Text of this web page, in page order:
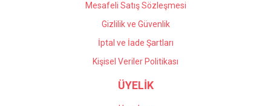
Mesafeli Satış Sözleşmesi
Gizlilik ve Güvenlik
İptal ve İade Şartları
Kişisel Veriler Politikası
ÜYELİK